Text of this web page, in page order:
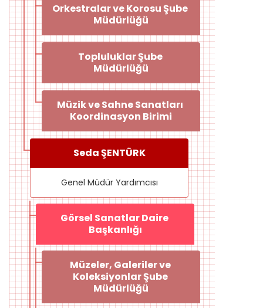
Orkestralar ve Korosu Şube
Müdürlüğü
Topluluklar Şube
Müdürlüğü
Müzik ve Sahne Sanatları
Koordinasyon Birimi
Seda ŞENTÜRK
Genel Müdür Yardımcısı
Görsel Sanatlar Daire
Başkanlığı
Müzeler, Galeriler ve
Koleksiyonlar Şube
Müdürlüğü